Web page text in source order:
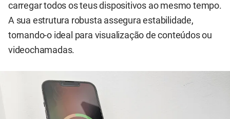
carregar todos os teus dispositivos ao mesmo tempo.
A sua estrutura robusta assegura estabilidade,
tornando-o ideal para visualização de conteúdos ou
videochamadas.